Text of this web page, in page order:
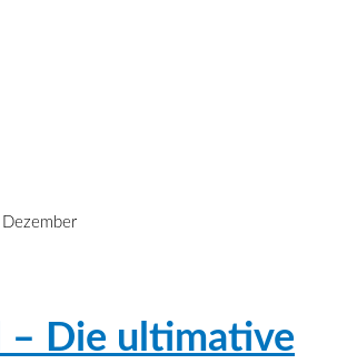
Dezember
– Die ultimative